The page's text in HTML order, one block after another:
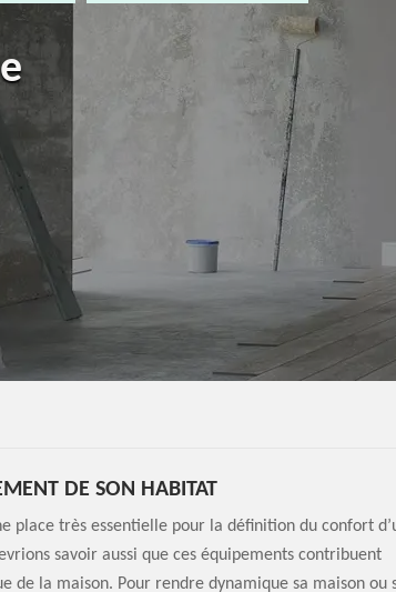
DE SON HABITAT
place très essentielle pour la définition du confort
savoir aussi que ces équipements contribuent
de la maison. Pour rendre dynamique sa maison ou